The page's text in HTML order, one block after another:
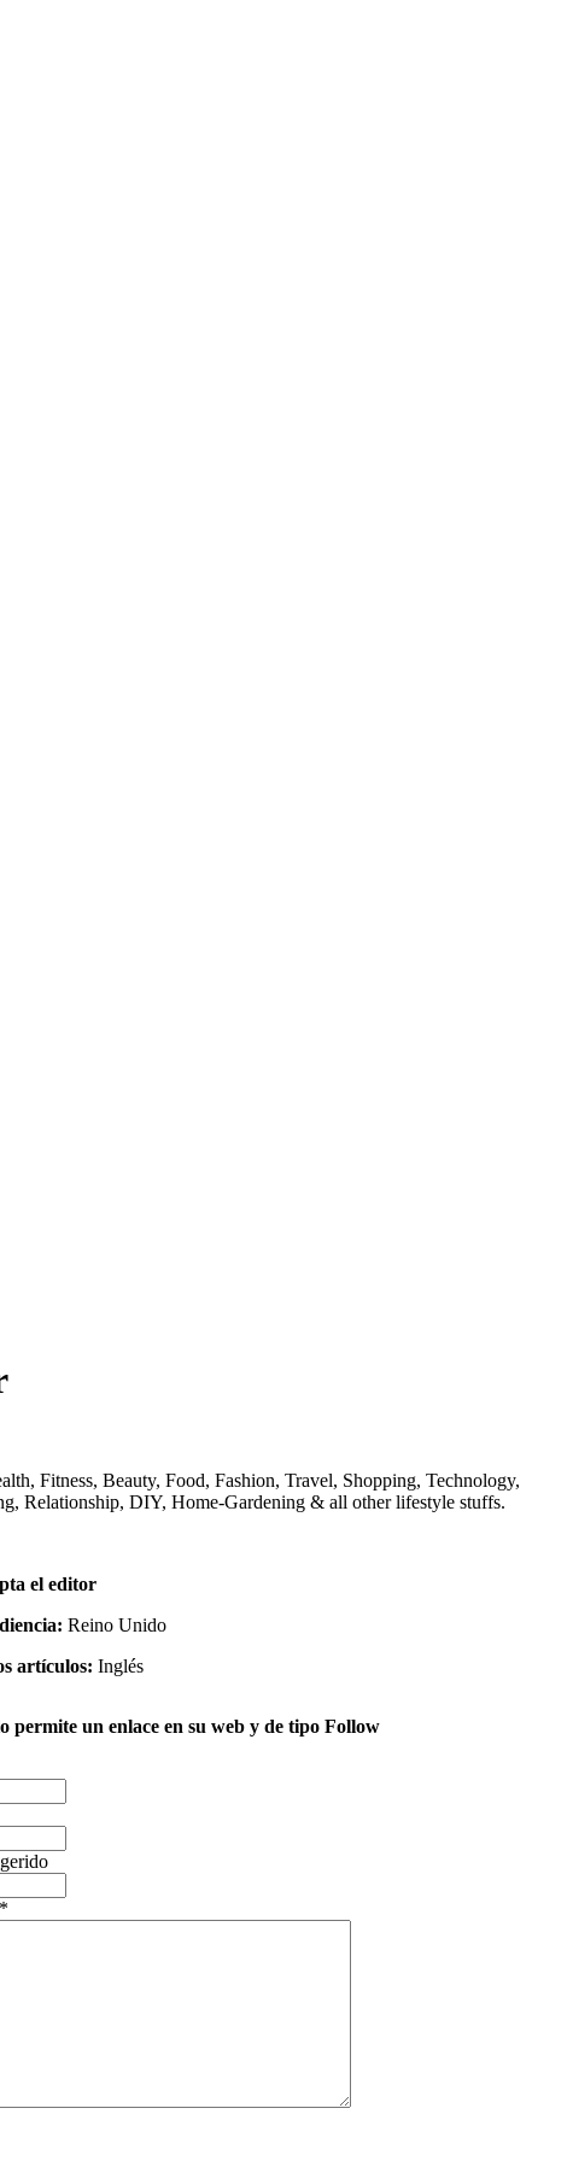
Fitness, Beauty, Food, Fashion, Travel, Shopping, Technology,
Relationship, DIY, Home-Gardening & all other lifestyle stuffs.
el editor
Reino Unido
artículos: Inglés
permite un enlace en su web y de tipo Follow